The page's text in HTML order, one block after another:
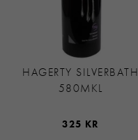
HAGERTY SILVERBATH
580MKL
325 KR